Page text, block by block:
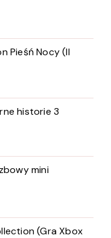
Pieśń Nocy (II
historie 3
mini
(Gra Xbox